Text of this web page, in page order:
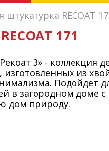
RECOAT
171
3» - коллекция
изготовленных из
Подойдет
в загородном доме
дом природу.